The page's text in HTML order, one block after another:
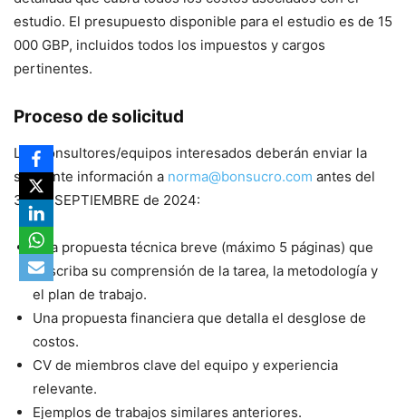
estudio. El presupuesto disponible para el estudio es de 15
000 GBP, incluidos todos los impuestos y cargos
pertinentes.
Proceso de solicitud
Los consultores/equipos interesados ​​deberán enviar la
siguiente información a norma@bonsucro.com antes del
30 de SEPTIEMBRE de 2024:
Una propuesta técnica breve (máximo 5 páginas) que
describa su comprensión de la tarea, la metodología y
el plan de trabajo.
Una propuesta financiera que detalla el desglose de
costos.
CV de miembros clave del equipo y experiencia
relevante.
Ejemplos de trabajos similares anteriores.